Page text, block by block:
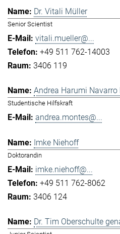
Dr. Vitali Müller
Senior Scientist
vitali.mueller@...
+49 511 762-14003
3406 119
Andrea Harumi
Studentische Hilfskraft
andrea.montes@...
Imke Niehoff
Doktorandin
imke.niehoff@...
+49 511 762-8062
3406 124
Dr. Tim Oberschulte